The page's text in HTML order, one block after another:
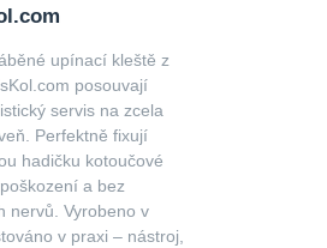
upínací kleště z
posouvají
servis na zcela
Perfektně fixují
hadičku kotoučové
a bez
nervů. Vyrobeno v
v praxi – nástroj,